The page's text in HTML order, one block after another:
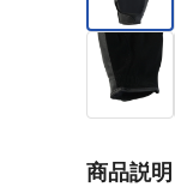
商品説明